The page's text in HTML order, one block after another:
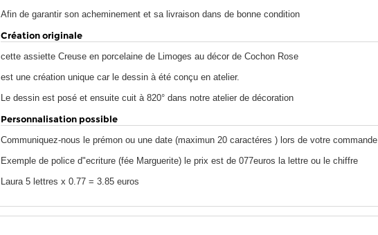
Afin de garantir son acheminement et sa livraison dans de bonne condition
Création originale
cette assiette Creuse en porcelaine de Limoges au décor de Cochon Rose
est une création unique car le dessin à été conçu en atelier.
Le dessin est posé et ensuite cuit à 820° dans notre atelier de décoration
Personnalisation possible
Communiquez-nous le prémon ou une date (maximun 20 caractéres ) lors de votre commande
Exemple de police d"ecriture (fée Marguerite) le prix est de 077euros la lettre ou le chiffre
Laura 5 lettres x 0.77 = 3.85 euros